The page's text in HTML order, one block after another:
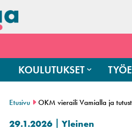
KOULUTUKSET
Etusivu OKM vieraili Vamialla ja
29.1.2026 Yleinen